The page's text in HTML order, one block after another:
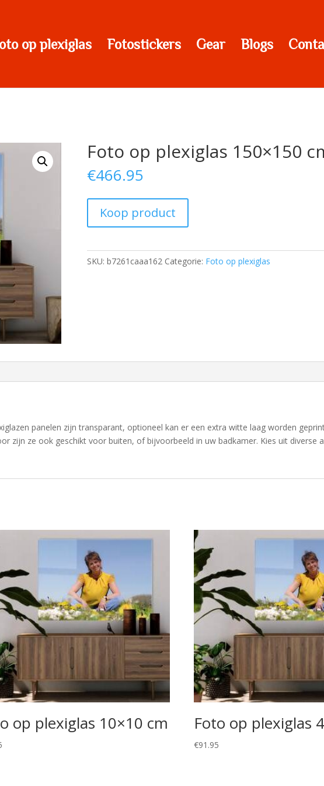
op plexiglas Fotostickers Gear Blogs
Foto op plexiglas 150×150
€466.95
Koop product
SKU: b7261caaa162 Categorie: Foto op plexiglas
panelen zijn transparant, optioneel kan er een extra witte laag worden
zijn ze ook geschikt voor buiten, of bijvoorbeeld in uw badkamer. Kies uit diverse
op plexiglas 10×10 cm Foto op plexiglas
€91.95